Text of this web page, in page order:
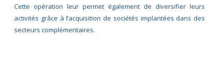
Cette opération leur permet également de diversifier leurs
activités grâce à l’acquisition de sociétés implantées dans des
secteurs complémentaires.